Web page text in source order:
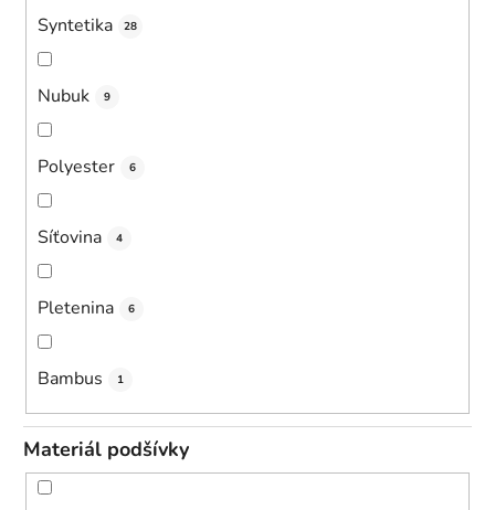
Syntetika 28
Nubuk 9
Polyester 6
Síťovina 4
Pletenina 6
Bambus 1
Materiál podšívky